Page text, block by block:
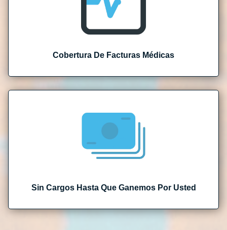
Cobertura De Facturas Médicas
Sin Cargos Hasta Que Ganemos Por Usted